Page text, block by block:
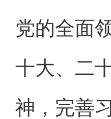
党的全面
十大、二
神，完善